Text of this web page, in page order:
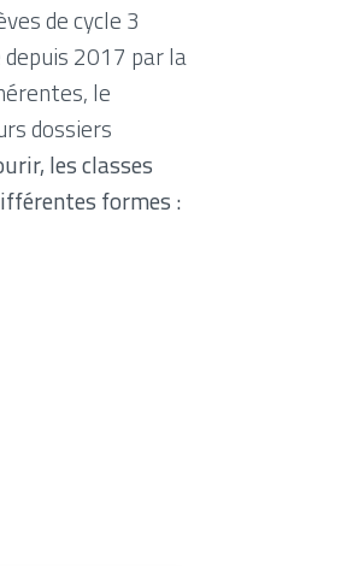
de cycle 3
depuis 2017 par la
le
dossiers
les classes
formes :